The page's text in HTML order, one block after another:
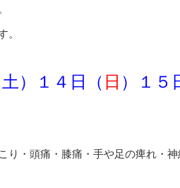
）１４日（日 ）１５
り・頭痛・膝痛・手や足の痺れ・